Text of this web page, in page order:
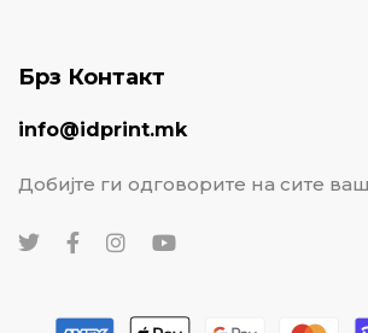
Брз Контакт
info@idprint.mk
Добијте ги одговорите на сите